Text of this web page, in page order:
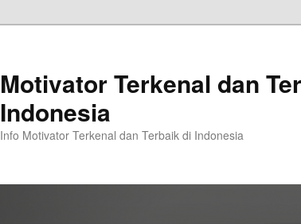
Motivator Terkenal dan
Indonesia
Info Motivator Terkenal dan Terbaik di Indonesia